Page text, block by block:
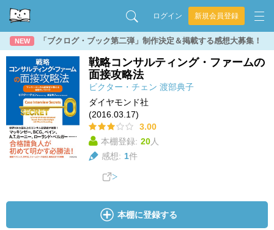
ログイン 新規会員登録
NEW 「ブクログ・ブック第二弾」制作決定＆掲載する感想大募集！
戦略コンサルティング・ファームの
面接攻略法
ビクター・チェン 渡部典子
ダイヤモンド社
(2016.03.17)
3.00
本棚登録: 20人
感想: 1件
本棚に登録する